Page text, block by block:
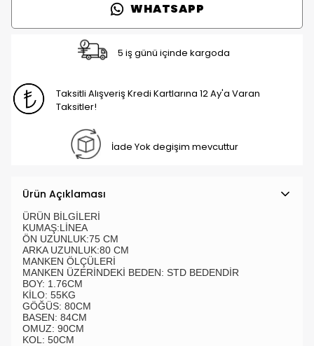
WHATSAPP
5 iş günü içinde kargoda
Taksitli Alışveriş Kredi Kartlarına 12 Ay'a Varan
Taksitler!
İade Yok degişim mevcuttur
Ürün Açıklaması
ÜRÜN BİLGİLERİ
KUMAŞ:LİNEA
ÖN UZUNLUK:75 CM
ARKA UZUNLUK:80 CM
MANKEN ÖLÇÜLERİ
MANKEN ÜZERİNDEKİ BEDEN: STD BEDENDİR
BOY: 1.76CM
KİLO: 55KG
GÖĞÜS: 80CM
BASEN: 84CM
OMUZ: 90CM
KOL: 50CM